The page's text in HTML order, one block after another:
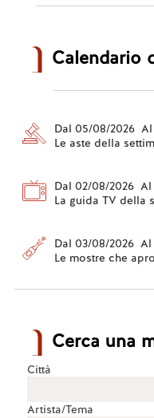
Calendario
Dal 05/08/2026
Le aste della
Dal 02/08/2026
La guida TV della
Dal 03/08/2026
Le mostre che
Cerca una
Città
Artista/Tema